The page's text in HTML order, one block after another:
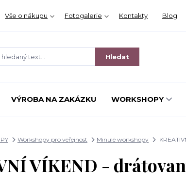
Vše o nákupu Fotogalerie Kontakty Blog
Hledat
VÝROBA NA ZAKÁZKU WORKSHOPY
Workshopy pro veřejnost Minulé workshopy
VÍKEND -